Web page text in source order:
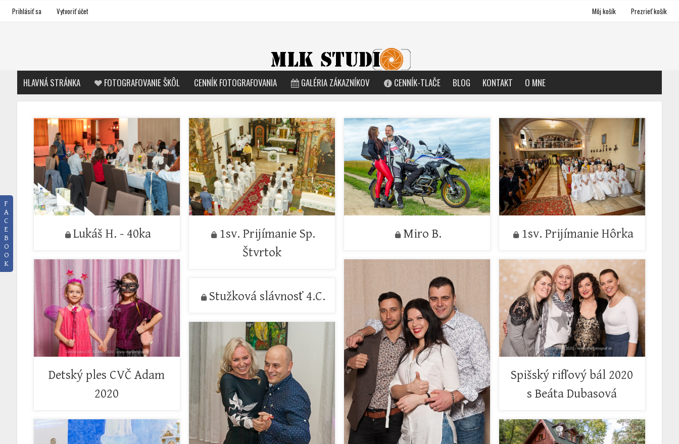
Prihlásiť sa Vytvoriť účet Môj košík Prezrieť košík
F
A
C
E
B
O
O
K
HLAVNÁ STRÁNKA FOTOGRAFOVANIE ŠKÔL CENNÍK FOTOGRAFOVANIA GALÉRIA ZÁKAZNÍKOV CENNÍK-TLAČE BLOG KONTAKT O MNE
Lukáš H. - 40ka
1sv. Prijímanie Sp.
Štvrtok
Miro B. 1sv. Prijímanie Hôrka
Detský ples CVČ Adam
2020
Spišský rifľový bál 2020
s Beáta Dubasová
Stužková slávnosť 4.C.